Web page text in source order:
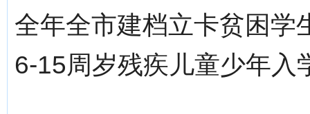
全年全市建档立卡贫困学
6-15周岁残疾儿童少年入